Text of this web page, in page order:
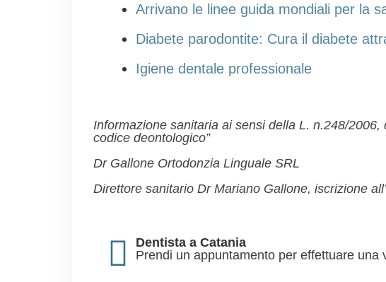
Arrivano le linee guida mondiali per la
Diabete parodontite: Cura il diabete
Igiene dentale professionale
Informazione sanitaria ai sensi della L. n.248/
codice deontologico”
Dr Gallone Ortodonzia Linguale SRL
Direttore sanitario Dr Mariano Gallone, iscrizione
Dentista a Catania
Prendi un appuntamento per effettuare